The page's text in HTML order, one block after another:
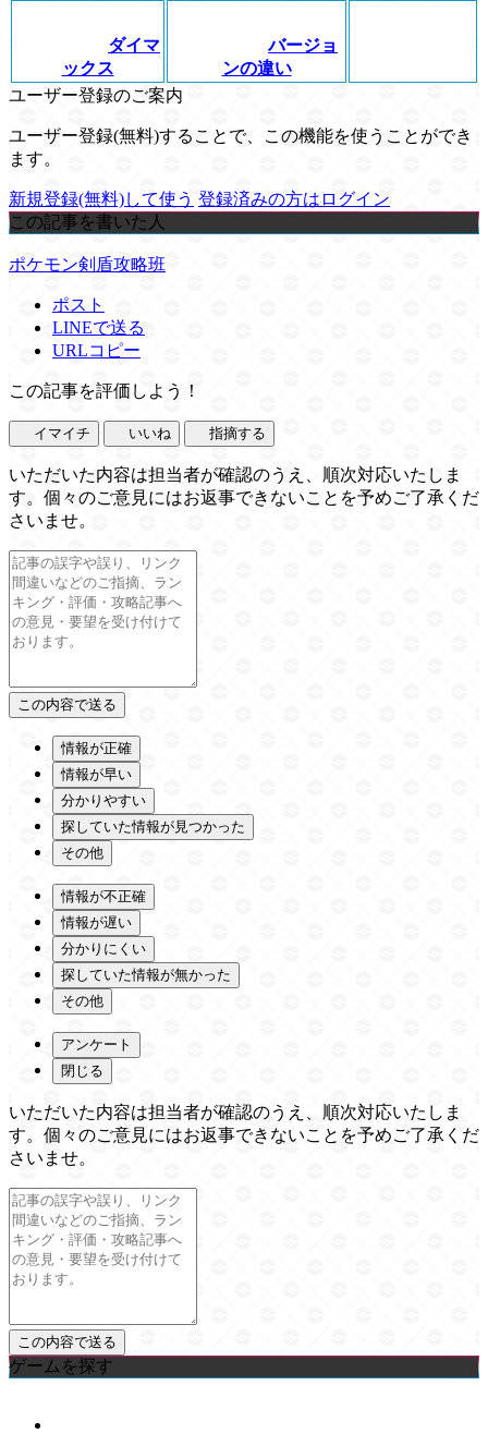
ダイマ
ックス
バージョ
ンの違い
ユーザー登録のご案内
ユーザー登録(無料)することで、この機能を使うことができ
ます。
新規登録(無料)して使う 登録済みの方はログイン
この記事を書いた人
ポケモン剣盾攻略班
ポスト
LINEで送る
URLコピー
この記事を評価しよう！
イマイチ いいね 指摘する
いただいた内容は担当者が確認のうえ、順次対応いたしま
す。個々のご意見にはお返事できないことを予めご了承くだ
さいませ。
情報が正確
情報が早い
分かりやすい
探していた情報が見つかった
その他
情報が不正確
情報が遅い
分かりにくい
探していた情報が無かった
その他
アンケート
閉じる
いただいた内容は担当者が確認のうえ、順次対応いたしま
す。個々のご意見にはお返事できないことを予めご了承くだ
さいませ。
ゲームを探す